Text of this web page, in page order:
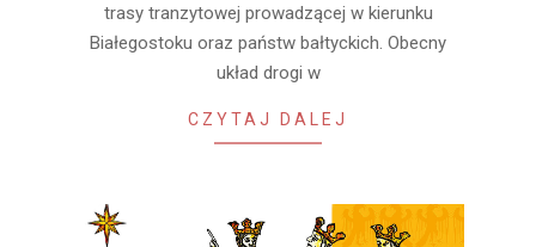
trasy tranzytowej prowadzącej w kierunku
Białegostoku oraz państw bałtyckich. Obecny
układ drogi w
CZYTAJ DALEJ